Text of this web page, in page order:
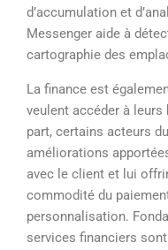
d’accumulation et
Messenger aide à
cartographie des
La finance est
veulent accéder à leurs
part, certains acteurs
améliorations
avec le client et lui
commodité du
personnalisation.
services financiers